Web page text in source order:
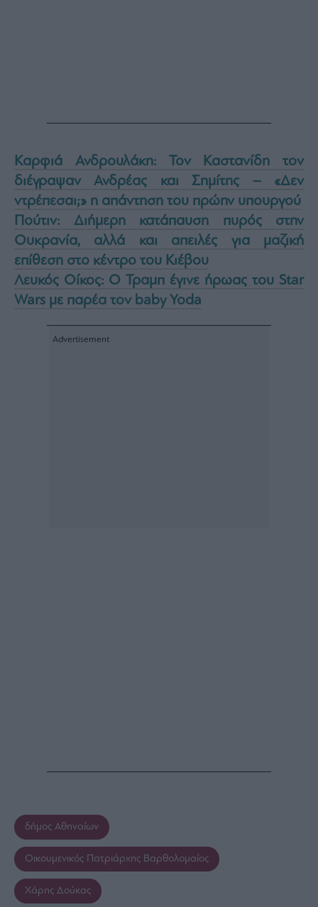
Καρφιά Ανδρουλάκη: Τον Καστανίδη τον
διέγραψαν Ανδρέας και Σημίτης – «Δεν
ντρέπεσαι;» η απάντηση του πρώην υπουργού
Πούτιν: Διήμερη κατάπαυση πυρός στην
Ουκρανία, αλλά και απειλές για μαζική
επίθεση στο κέντρο του Κιέβου
Λευκός Οίκος: Ο Τραμπ έγινε ήρωας του Star
Wars με παρέα τον baby Yoda
δήμος Αθηναίων
Οικουμενικός Πατριάρχης Βαρθολομαίος
Χάρης Δούκας